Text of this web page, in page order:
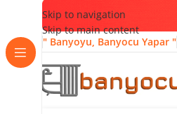
Skip to navigation
Skip to main content
" Banyoyu, Banyocu Yapar "